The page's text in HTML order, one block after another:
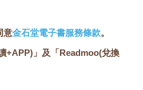
意金石堂電子書服務條款。
+APP)」及「Readmoo(兌換